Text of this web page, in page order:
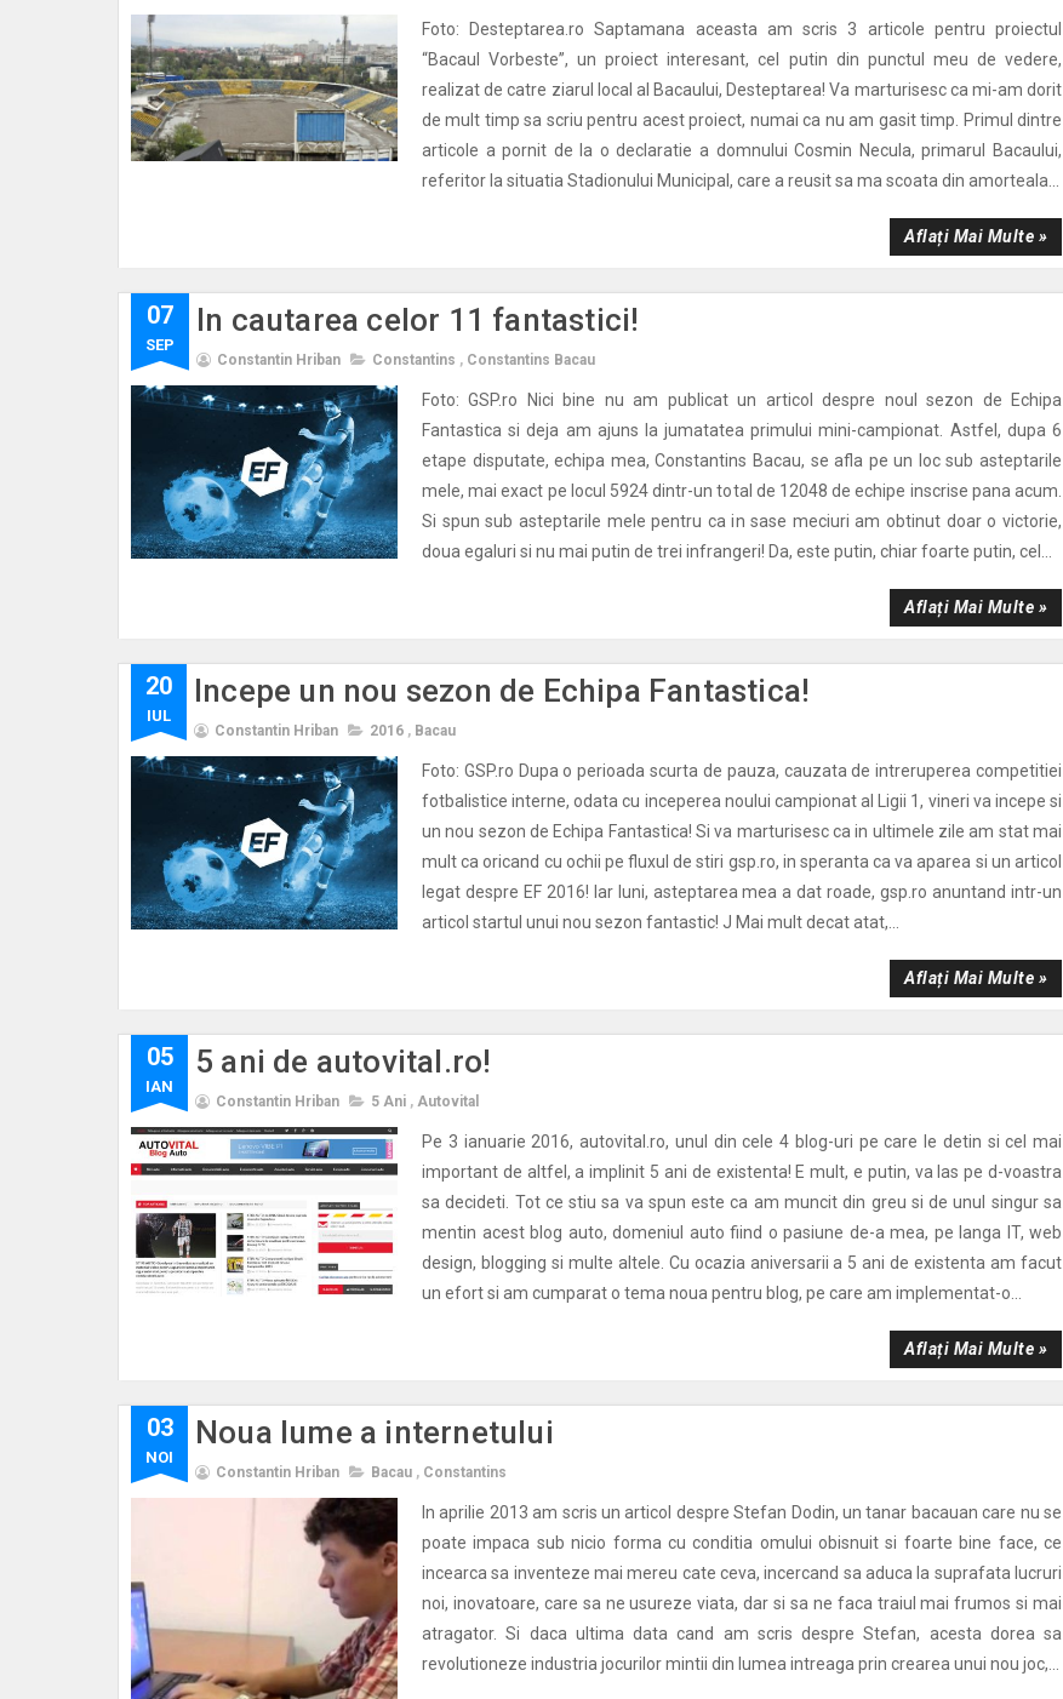
Foto: Desteptarea.ro Saptamana aceasta am scris 3 articole pentru proiectul
“Bacaul Vorbeste”, un proiect interesant, cel putin din punctul meu de vedere,
realizat de catre ziarul local al Bacaului, Desteptarea! Va marturisesc ca mi-am dorit
de mult timp sa scriu pentru acest proiect, numai ca nu am gasit timp. Primul dintre
articole a pornit de la o declaratie a domnului Cosmin Necula, primarul Bacaului,
referitor la situatia Stadionului Municipal, care a reusit sa ma scoata din amorteala...
Aflați Mai Multe »
07
SEP
In cautarea celor 11 fantastici!
Constantin Hriban Constantins , Constantins Bacau
Foto: GSP.ro Nici bine nu am publicat un articol despre noul sezon de Echipa
Fantastica si deja am ajuns la jumatatea primului mini-campionat. Astfel, dupa 6
etape disputate, echipa mea, Constantins Bacau, se afla pe un loc sub asteptarile
mele, mai exact pe locul 5924 dintr-un total de 12048 de echipe inscrise pana acum.
Si spun sub asteptarile mele pentru ca in sase meciuri am obtinut doar o victorie,
doua egaluri si nu mai putin de trei infrangeri! Da, este putin, chiar foarte putin, cel...
Aflați Mai Multe »
20
IUL
Incepe un nou sezon de Echipa Fantastica!
Constantin Hriban 2016 , Bacau
Foto: GSP.ro Dupa o perioada scurta de pauza, cauzata de intreruperea competitiei
fotbalistice interne, odata cu inceperea noului campionat al Ligii 1, vineri va incepe si
un nou sezon de Echipa Fantastica! Si va marturisesc ca in ultimele zile am stat mai
mult ca oricand cu ochii pe fluxul de stiri gsp.ro, in speranta ca va aparea si un articol
legat despre EF 2016! Iar luni, asteptarea mea a dat roade, gsp.ro anuntand intr-un
articol startul unui nou sezon fantastic! J Mai mult decat atat,...
Aflați Mai Multe »
05
IAN
5 ani de autovital.ro!
Constantin Hriban 5 Ani , Autovital
Pe 3 ianuarie 2016, autovital.ro, unul din cele 4 blog-uri pe care le detin si cel mai
important de altfel, a implinit 5 ani de existenta! E mult, e putin, va las pe d-voastra
sa decideti. Tot ce stiu sa va spun este ca am muncit din greu si de unul singur sa
mentin acest blog auto, domeniul auto fiind o pasiune de-a mea, pe langa IT, web
design, blogging si multe altele. Cu ocazia aniversarii a 5 ani de existenta am facut
un efort si am cumparat o tema noua pentru blog, pe care am implementat-o...
Aflați Mai Multe »
03
NOI
Noua lume a internetului
Constantin Hriban Bacau , Constantins
In aprilie 2013 am scris un articol despre Stefan Dodin, un tanar bacauan care nu se
poate impaca sub nicio forma cu conditia omului obisnuit si foarte bine face, ce
incearca sa inventeze mai mereu cate ceva, incercand sa aduca la suprafata lucruri
noi, inovatoare, care sa ne usureze viata, dar si sa ne faca traiul mai frumos si mai
atragator. Si daca ultima data cand am scris despre Stefan, acesta dorea sa
revolutioneze industria jocurilor mintii din lumea intreaga prin crearea unui nou joc,...